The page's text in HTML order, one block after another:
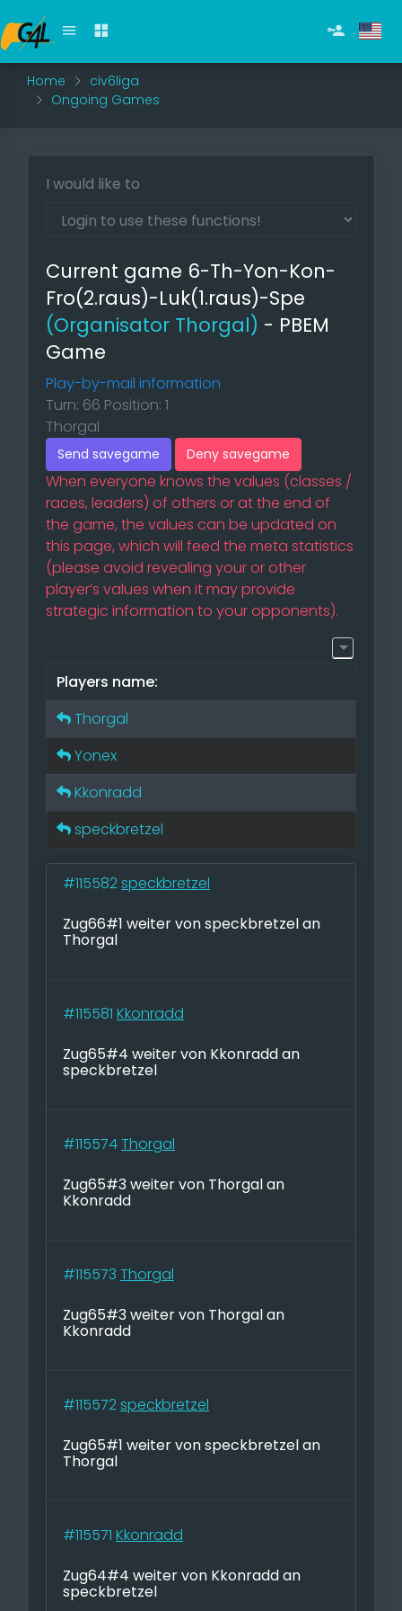
Home
civ6liga
Ongoing Games
I would like to
Current game 6-Th-Yon-Kon-
Fro(2.raus)-Luk(1.raus)-Spe
(Organisator Thorgal) - PBEM
Game
Play-by-mail information
Turn: 66 Position: 1
Thorgal
Send savegame Deny savegame
When everyone knows the values (classes /
races, leaders) of others or at the end of
the game, the values can be updated on
this page, which will feed the meta statistics
(please avoid revealing your or other
player’s values when it may provide
strategic information to your opponents).
Players name:
Thorgal
Yonex
Kkonradd
speckbretzel
#115582speckbretzel
Zug66#1 weiter von speckbretzel an
Thorgal
#115581 Kkonradd
Zug65#4 weiter von Kkonradd an
speckbretzel
#115574Thorgal
Zug65#3 weiter von Thorgal an
Kkonradd
#115573 Thorgal
Zug65#3 weiter von Thorgal an
Kkonradd
#115572speckbretzel
Zug65#1 weiter von speckbretzel an
Thorgal
#115571 Kkonradd
Zug64#4 weiter von Kkonradd an
speckbretzel